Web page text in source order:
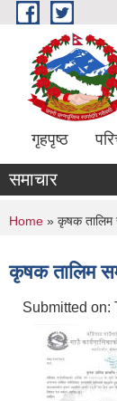
Skip to main content
गृहपृष्ठ
समाचार
You are
Home » कृषक तालिम
कृषक तालिम
Submitted on: